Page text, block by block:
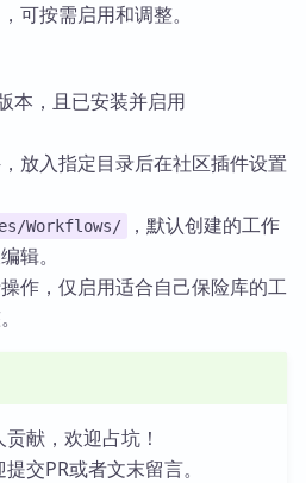
可按需启用和调整。
本，且已安装并启用
放入指定目录后在社区插件设置
Workflows/
，默认创建的工作
辑。
作，仅启用适合自己保险库的工
献，欢迎占坑！
交PR或者文末留言。